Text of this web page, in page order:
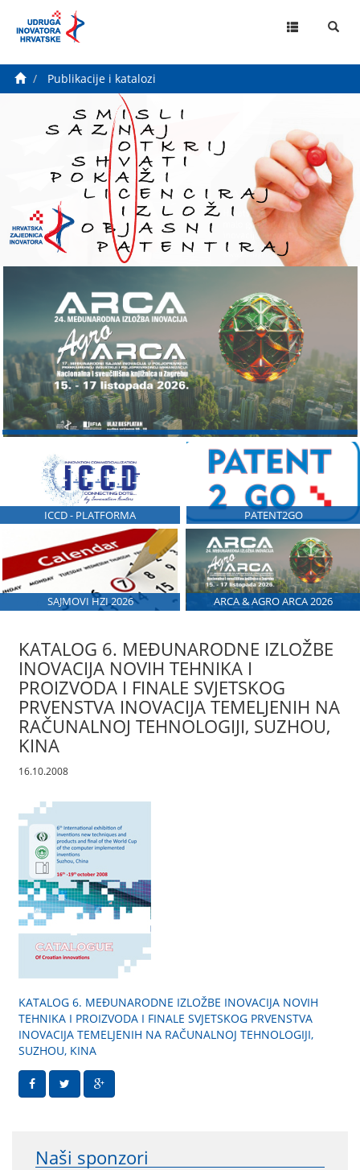
MENU
Publikacije i katalozi
ICCD - PLATFORMA PATENT2GO
SAJMOVI HZI 2026 ARCA & AGRO ARCA 2026
KATALOG 6. MEĐUNARODNE IZLOŽBE
INOVACIJA NOVIH TEHNIKA I
PROIZVODA I FINALE SVJETSKOG
PRVENSTVA INOVACIJA TEMELJENIH NA
RAČUNALNOJ TEHNOLOGIJI, SUZHOU,
KINA
16.10.2008
KATALOG 6. MEĐUNARODNE IZLOŽBE INOVACIJA NOVIH
TEHNIKA I PROIZVODA I FINALE SVJETSKOG PRVENSTVA
INOVACIJA TEMELJENIH NA RAČUNALNOJ TEHNOLOGIJI,
SUZHOU, KINA
Naši sponzori